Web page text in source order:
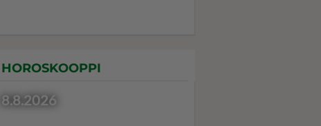
HOROSKOOPPI
8.8.2026